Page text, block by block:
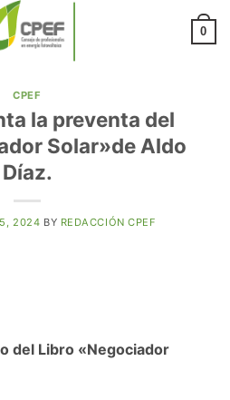
0
CPEF
la preventa del
Solar»de Aldo
Díaz.
2024 BY REDACCIÓN CPEF
del Libro «Negociador